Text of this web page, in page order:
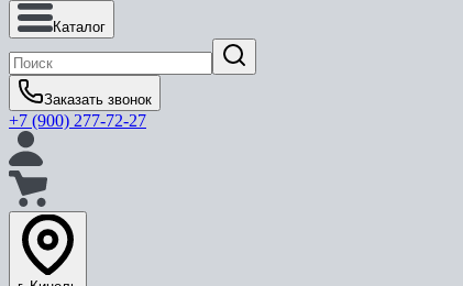
Каталог
Заказать звонок
+7 (900) 277-72-27